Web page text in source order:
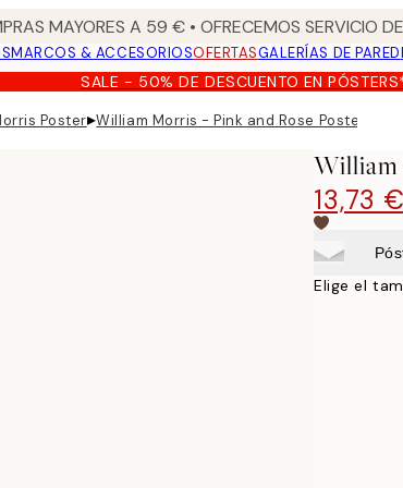
MAYORES A 59 € • OFRECEMOS SERVICIO
MARCOS & ACCESORIOSOFERTASGALERÍAS DE PARED
SALE - 50% DE DESCUENTO EN
Poster▸William Morris - Pink and Rose Poster
William
13,73
Elige el